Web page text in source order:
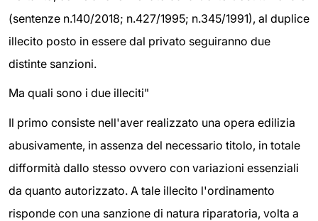
(sentenze n.140/2018; n.427/1995; n.345/1991), al duplice
illecito posto in essere dal privato seguiranno due
distinte sanzioni.
Ma quali sono i due illeciti"
Il primo consiste nell'aver realizzato una opera edilizia
abusivamente, in assenza del necessario titolo, in totale
difformità dallo stesso ovvero con variazioni essenziali
da quanto autorizzato. A tale illecito l'ordinamento
risponde con una sanzione di natura riparatoria, volta a